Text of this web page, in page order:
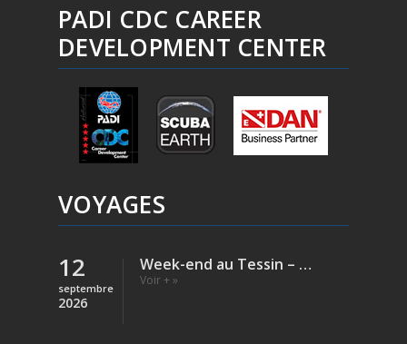
PADI CDC CAREER
DEVELOPMENT CENTER
VOYAGES
12
septembre
2026
Week-end au Tessin – Verzasca (Rivière)
Voir + »